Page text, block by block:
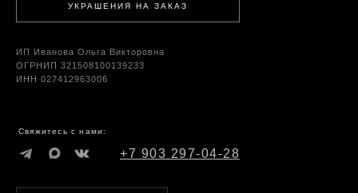
УКРАШЕНИЯ НА ЗАКАЗ
+7 903 297-04-28
Свяжитесь с нами:
ИП Иванова Ольга Викторовна
ОГРНИП 321508100139233
ИНН 027412963006